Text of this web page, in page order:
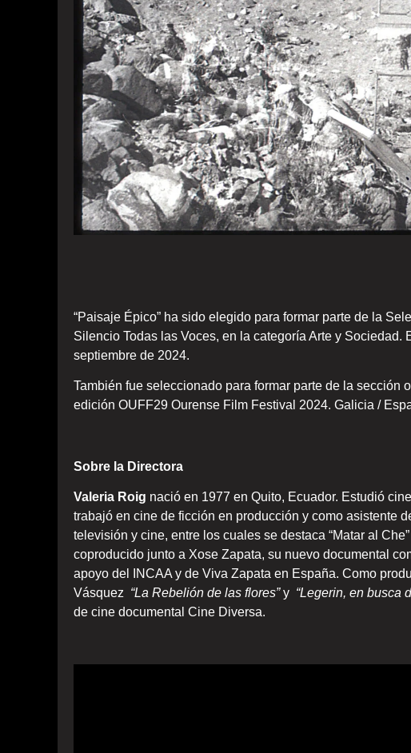
“Paisaje Épico” ha sido elegido para formar parte de la
Silencio Todas las Voces, en la categoría Arte y
septiembre de 2024.
También fue seleccionado para formar parte de la sección
edición OUFF29 Ourense Film Festival 2024. Galicia /
Sobre la Directora
Valeria Roig nació en 1977 en Quito, Ecuador. Estudió
trabajó en cine de ficción en producción y como asistente
televisión y cine, entre los cuales se destaca “Matar al
coproducido junto a Xose Zapata, su nuevo documental
apoyo del INCAA y de Viva Zapata en España. Como
Vásquez “La Rebelión de las flores”y “Legerin, en busca
de cine documental Cine Diversa.